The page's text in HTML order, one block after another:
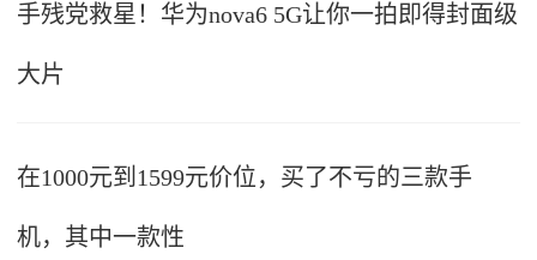
手残党救星！华为nova6 5G让你一拍即得封面级
大片
在1000元到1599元价位，买了不亏的三款手
机，其中一款性